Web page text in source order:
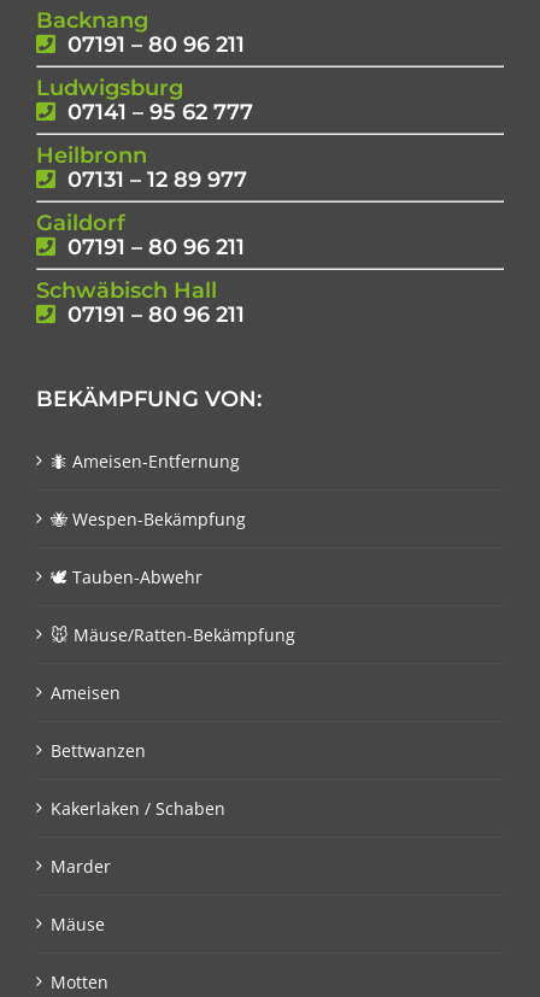
Backnang
07191 – 80 96 211
Ludwigsburg
07141 – 95 62 777
Heilbronn
07131 – 12 89 977
Gaildorf
07191 – 80 96 211
Schwäbisch Hall
07191 – 80 96 211
BEKÄMPFUNG VON:
🐜 Ameisen-Entfernung
🐝 Wespen-Bekämpfung
🕊 Tauben-Abwehr
🐭 Mäuse/Ratten-Bekämpfung
Ameisen
Bettwanzen
Kakerlaken / Schaben
Marder
Mäuse
Motten